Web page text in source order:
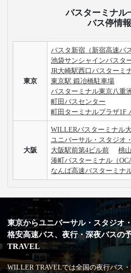
バスターミナル
バス停情報
東京
バスタ新宿（新宿高速バ
池袋サンシャインバスタ
JR大崎駅西口バスターミ
東京駅 鍛冶橋駐車場
バスターミナル東京八重
町田バスセンター
町田ターミナルプラザ1F
大阪
WILLERバスターミナル
ユニバーサル・スタジオ
大阪駅前第4ビル前
桃
湊町バスターミナル（
なんば高速バスターミナ
東京からユニバーサル・スタジオ
格安高速バス、夜行・深夜バスの
TRAVEL
WILLER TRAVELでは全国の夜行バス